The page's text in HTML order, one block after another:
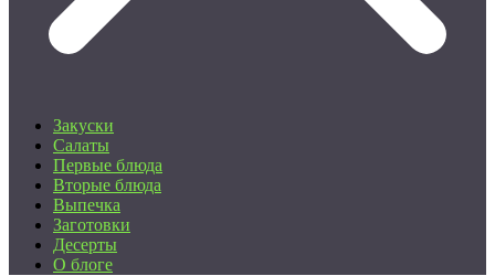
Закуски
Салаты
Первые блюда
Вторые блюда
Выпечка
Заготовки
Десерты
О блоге